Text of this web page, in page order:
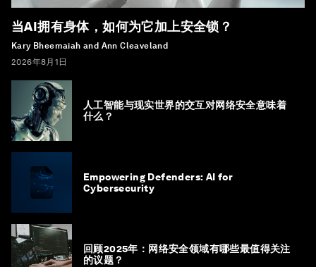
当AI拥有身体，如何为它加上安全锁？
Kary Bheemaiah and Ann Cleaveland
2026年8月1日
人工智能与现实世界的交互对网络安全意味着
什么？
Empowering Defenders: AI for
Cybersecurity
回顾2025年：网络安全领域有哪些最值得关注
的议题？